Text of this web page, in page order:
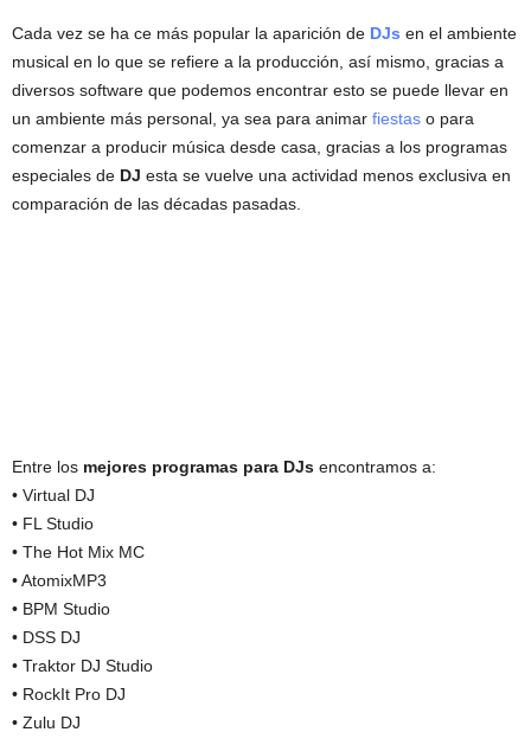
Cada vez se ha ce más popular la aparición de DJs en el ambiente
musical en lo que se refiere a la producción, así mismo, gracias a
diversos software que podemos encontrar esto se puede llevar en
un ambiente más personal, ya sea para animar fiestas o para
comenzar a producir música desde casa, gracias a los programas
especiales de DJ esta se vuelve una actividad menos exclusiva en
comparación de las décadas pasadas.
Entre los mejores programas para DJs encontramos a:
• Virtual DJ
• FL Studio
• The Hot Mix MC
• AtomixMP3
• BPM Studio
• DSS DJ
• Traktor DJ Studio
• RockIt Pro DJ
• Zulu DJ